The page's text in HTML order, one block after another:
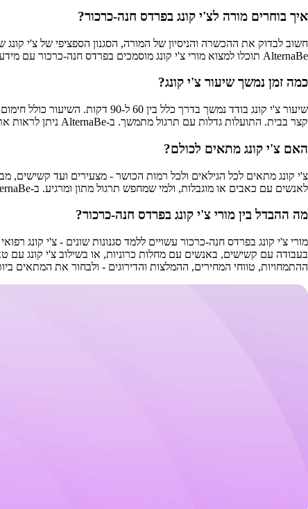
איך בוחרים מורה לצ'י קונג בפרדס חנה-כרכור?
חשוב לבדוק את ההכשרה והניסיון של המורה, הסגנון הספציפי של צ'י
AlternaBe תוכלו למצוא מורי צ'י קונג מוסמכים בפרדס חנה-כרכור עם מידע מלא על התמחויותיהם, המלצות ודירוגים מאומתים.
כמה זמן נמשך שיעור צ'י קונג?
קצר בבית. התועלות גדלות עם תרגול מתמשך. ב-AlternaBe ניתן לראות את פרטי השיעורים ומשך הזמן המדויק אצל כל מורה.
האם צ'י קונג מתאים לכולם?
צ'י קונג מתאים לכל הגילאים ולכל רמות הכושר - מצעירים ועד קשישים,
לאנשים עם כאבים או מוגבלות, ולמי שמחפש תרגול מתון ומרגיע. ב-AlternaBe תוכלו ליצור קשר ישיר עם המורים לשאלות והתאמה אישית.
מה ההבדל בין מורי צ'י קונג בפרדס חנה-כרכור?
ההתמחויות, טווחי המחירים, ההמלצות והדירוגים - ולבחור את המתאים